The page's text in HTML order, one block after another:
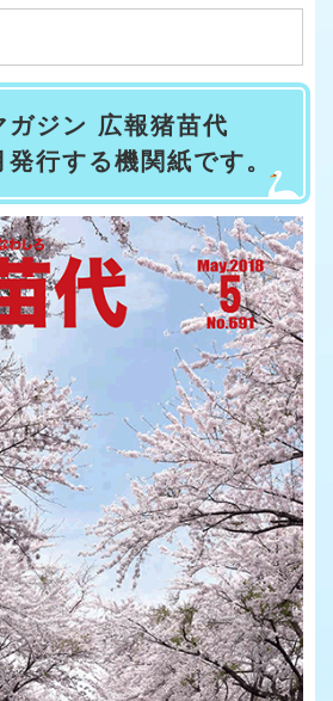
ガジン 広報猪苗代
行する機関紙です。